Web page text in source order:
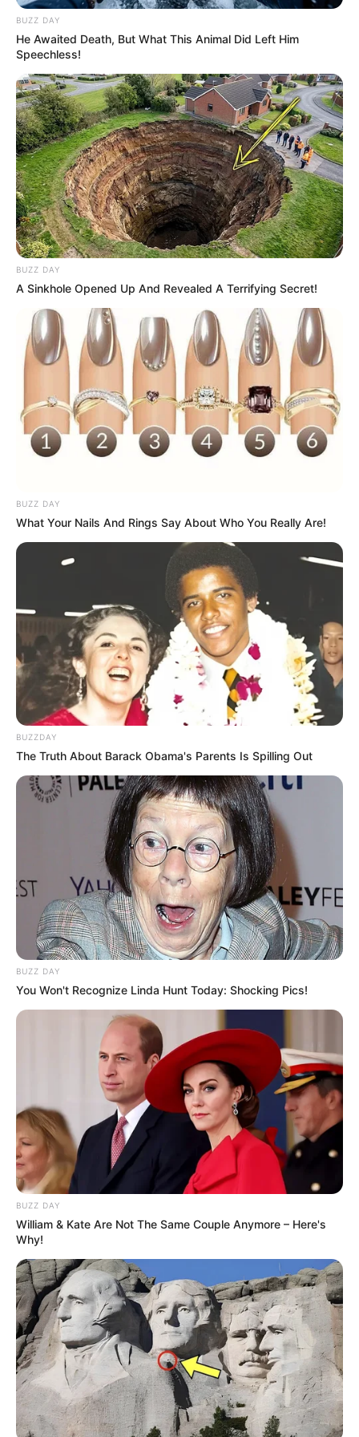
simplesmente com a fita que serviu para
amarrar, você é que decide.
5 sugestões incríveis para você se inspirar
1ª Sachê de TNT com mini rosas
qmc8VoXNswU/UM6BaELZzYI/AAAAAAAAA8o/
2º Sachê em tons de dourado
3º Sachê de tecido, em formato de coração
www.todaperfeita.com.br
4º Sachê coelhinho
BUZZ DAY
He Awaited Death, But What This Animal Did Left Him
Speechless!
BUZZ DAY
A Sinkhole Opened Up And Revealed A Terrifying Secret!
BUZZ DAY
What Your Nails And Rings Say About Who You Really Are!
BUZZDAY
The Truth About Barack Obama's Parents Is Spilling Out
BUZZ DAY
You Won't Recognize Linda Hunt Today: Shocking Pics!
BUZZ DAY
William & Kate Are Not The Same Couple Anymore – Here's
Why!